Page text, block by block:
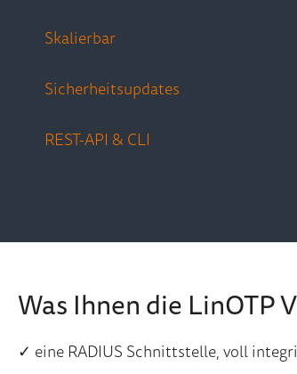
Skalierbar
Sicherheitsupdates
REST-API & CLI
Was Ihnen die
✓ eine RADIUS Schnittstelle, voll